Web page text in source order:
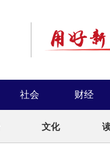
社会 财经
文化